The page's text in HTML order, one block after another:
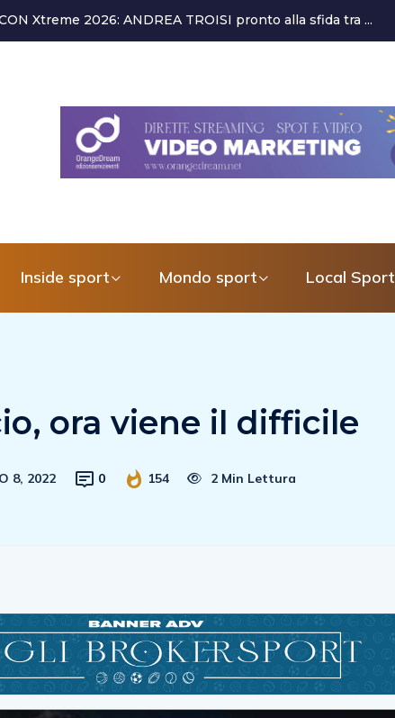
torna a dedicarsi alla crescita del settore giovanile...
Inside sport Mondo sport Local Sport
ora viene il difficile
8, 2022 0 154 2 Min Lettura